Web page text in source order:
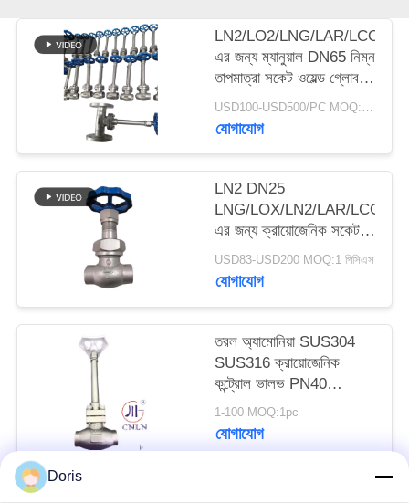
উদ্ধৃতির
জন্য
আবেদন
ম্যাপ
LN2/LO2/LNG/LAR/LCO2-
এর জন্য ম্যানুয়াল DN65 নিম্ন
তাপমাত্রা সকেট ওয়েল্ড গ্লোব
ভালভ
USD100-USD500/PC MOQ:1pc
যোগাযোগ
LN2 DN25
LNG/LOX/LN2/LAR/LCO2
এর জন্য ক্রায়োজেনিক সকেট
ওয়েল্ড গ্লোব ভালভ DJ61F-
40P
USD83-USD200 MOQ:1 পিসিএস
যোগাযোগ
তরল অ্যামোনিয়া SUS304
SUS316 ক্রায়োজেনিক
কন্ট্রোল ভালভ PN40
-196~+80°C
1-100 MOQ:1pc
যোগাযোগ
Doris